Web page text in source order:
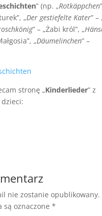
” (np. „Rotkäppchen
„Der gestiefelte Kater” –
” – „Żabi król”, „
„Däumelinchen” –
stronę „Kinderlieder” z
nie zostanie opublikowany.
są oznaczone *